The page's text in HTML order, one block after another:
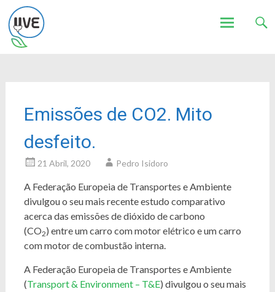
Emissões de CO2. Mito
desfeito.
21 Abril, 2020 Pedro Isidoro
A Federação Europeia de Transportes e Ambiente
divulgou o seu mais recente estudo comparativo
acerca das emissões de dióxido de carbono
(CO2) entre um carro com motor elétrico e um carro
com motor de combustão interna.
A Federação Europeia de Transportes e Ambiente
(Transport & Environment – T&E) divulgou o seu mais